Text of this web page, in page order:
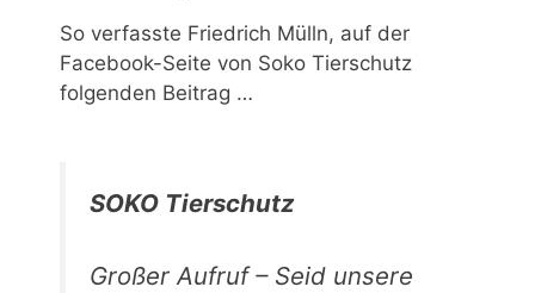
So verfasste Friedrich Mülln, auf der
Facebook-Seite von Soko Tierschutz
folgenden Beitrag …
SOKO Tierschutz
Großer Aufruf – Seid unsere